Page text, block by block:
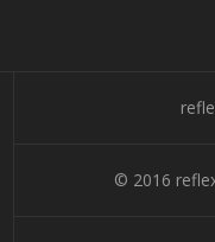
© 2016